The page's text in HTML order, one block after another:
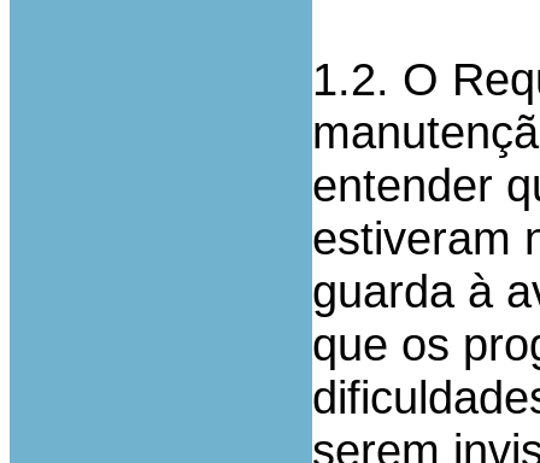
1.2. O
entender
estiveram
guarda à
que os
serem